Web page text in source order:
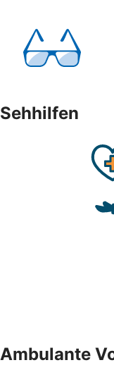
Sehhilfen
Ambulante